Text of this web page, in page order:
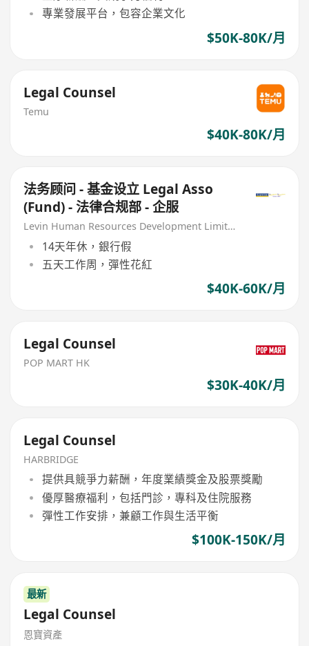
專業發展平台，包容企業文化
$50K-80K/月
Legal Counsel
Temu
$40K-80K/月
法务顾问 - 基金设立 Legal Asso
(Fund) - 法律合规部 - 企服
Levin Human Resources Development Limited
14天年休，銀行假
五天工作周，彈性花紅
$40K-60K/月
Legal Counsel
POP MART HK
$30K-40K/月
Legal Counsel
HARBRIDGE
提供具競爭力薪酬，年度業績獎金及股票獎勵
優厚醫療福利，包括門診，專科及住院服務
彈性工作安排，兼顧工作與生活平衡
$100K-150K/月
最新
Legal Counsel
恩寶資產